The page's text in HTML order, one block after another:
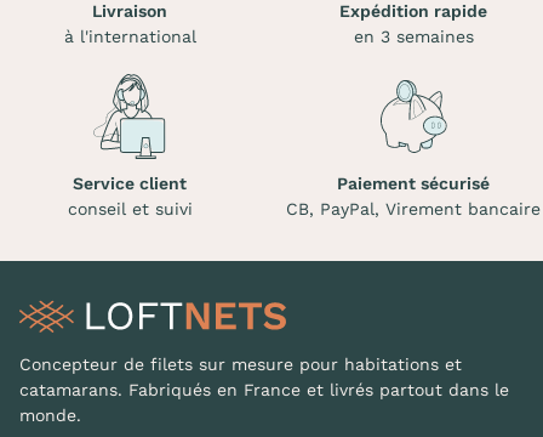
Livraison
à l'international
Expédition rapide
en 3 semaines
Service client
conseil et suivi
Paiement sécurisé
CB, PayPal, Virement bancaire
Concepteur de filets sur mesure pour habitations et
catamarans. Fabriqués en France et livrés partout dans le
monde.